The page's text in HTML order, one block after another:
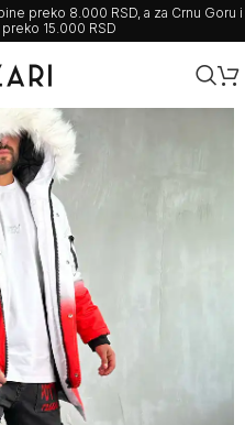
preko 8.000 RSD, a za Crnu Goru i
15.000 RSD